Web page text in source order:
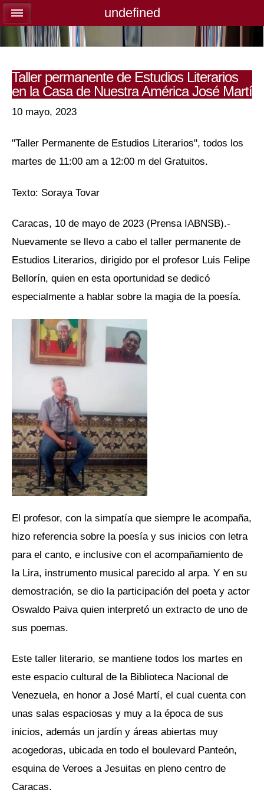
Taller permanente de Estudios Literarios
en la Casa de Nuestra América José Martí
10 mayo, 2023
"Taller Permanente de Estudios Literarios", todos los
martes de 11:00 am a 12:00 m del Gratuitos.
Texto: Soraya Tovar
Caracas, 10 de mayo de 2023 (Prensa IABNSB).-
Nuevamente se llevo a cabo el taller permanente de
Estudios Literarios, dirigido por el profesor Luis Felipe
Bellorín, quien en esta oportunidad se dedicó
especialmente a hablar sobre la magia de la poesía.
El profesor, con la simpatía que siempre le acompaña,
hizo referencia sobre la poesía y sus inicios con letra
para el canto, e inclusive con el acompañamiento de
la Lira, instrumento musical parecido al arpa. Y en su
demostración, se dio la participación del poeta y actor
Oswaldo Paiva quien interpretó un extracto de uno de
sus poemas.
Este taller literario, se mantiene todos los martes en
este espacio cultural de la Biblioteca Nacional de
Venezuela, en honor a José Martí, el cual cuenta con
unas salas espaciosas y muy a la época de sus
inicios, además un jardín y áreas abiertas muy
acogedoras, ubicada en todo el boulevard Panteón,
esquina de Veroes a Jesuitas en pleno centro de
Caracas.
undefined
undefined